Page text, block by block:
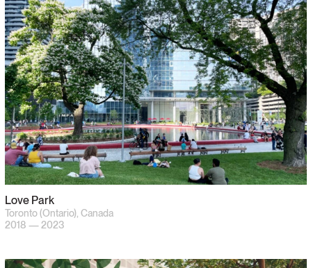
Love Park
Toronto (Ontario), Canada
2018 — 2023